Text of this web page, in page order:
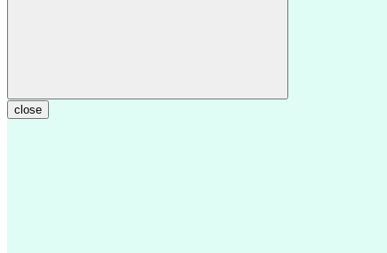
close